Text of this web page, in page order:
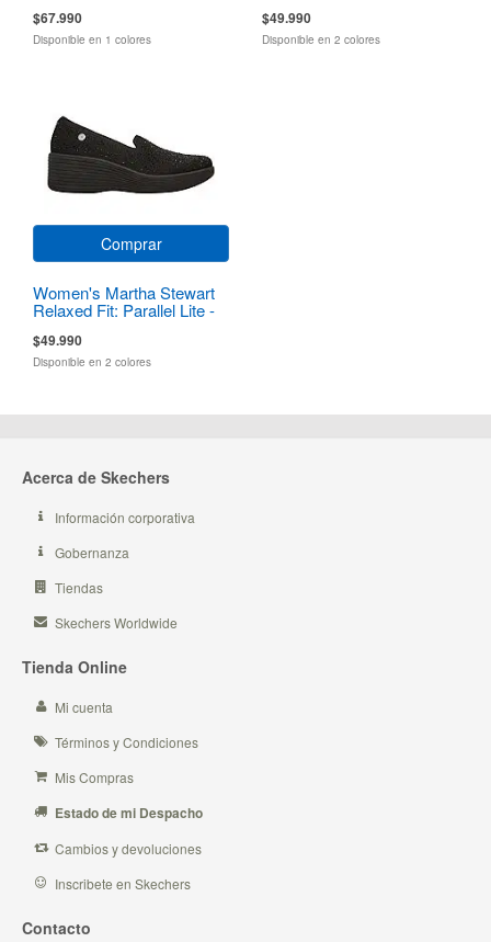
$67.990
Disponible en 1 colores
$49.990
Disponible en 2 colores
Comprar
Women's Martha Stewart
Relaxed Fit: Parallel Lite -
$49.990
Disponible en 2 colores
Acerca de Skechers
Información corporativa
Gobernanza
Tiendas
Skechers Worldwide
Tienda Online
Mi cuenta
Términos y Condiciones
Mis Compras
Estado de mi Despacho
Cambios y devoluciones
Inscribete en Skechers
Contacto